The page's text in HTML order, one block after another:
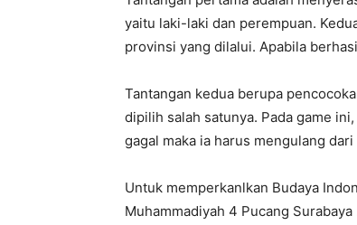
yaitu laki-laki dan perempuan.
provinsi yang dilalui. Apabila
Tantangan kedua berupa
dipilih salah satunya. Pada game
gagal maka ia harus mengulang dari
Untuk memperkanlkan Budaya
Muhammadiyah 4 Pucang